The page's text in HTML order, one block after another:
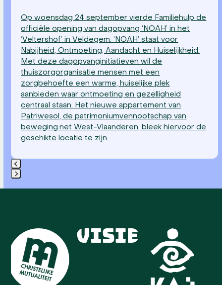
Op woensdag 24 september vierde Familiehulp de
officiële opening van dagopvang ‘NOAH’ in het
‘Veltershof’ in Veldegem. ‘NOAH’ staat voor
Nabijheid, Ontmoeting, Aandacht en Huiselijkheid.
Met deze dagopvanginitiatieven wil de
thuiszorgorganisatie mensen met een
zorgbehoefte een warme, huiselijke plek
aanbieden waar ontmoeting en gezelligheid
centraal staan. Het nieuwe appartement van
Patriwesol, de patrimoniumvennootschap van
beweging.net West-Vlaanderen, bleek hiervoor de
geschikte locatie te zijn.
the
first
slide
the
left
and
right
arrow